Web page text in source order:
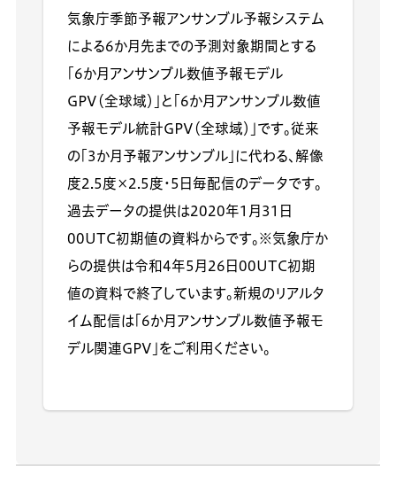
気象庁季節予報アンサンブル予報システム
による6か月先までの予測対象期間とする
「6か月アンサンブル数値予報モデル
GPV（全球域）」と「6か月アンサンブル数値
予報モデル統計GPV（全球域）」です。従来
の「3か月予報アンサンブル」に代わる、解像
度2.5度×2.5度・5日毎配信のデータです。
過去データの提供は2020年1月31日
00UTC初期値の資料からです。※気象庁か
らの提供は令和4年5月26日00UTC初期
値の資料で終了しています。新規のリアルタ
イム配信は「6か月アンサンブル数値予報モ
デル関連GPV」をご利用ください。